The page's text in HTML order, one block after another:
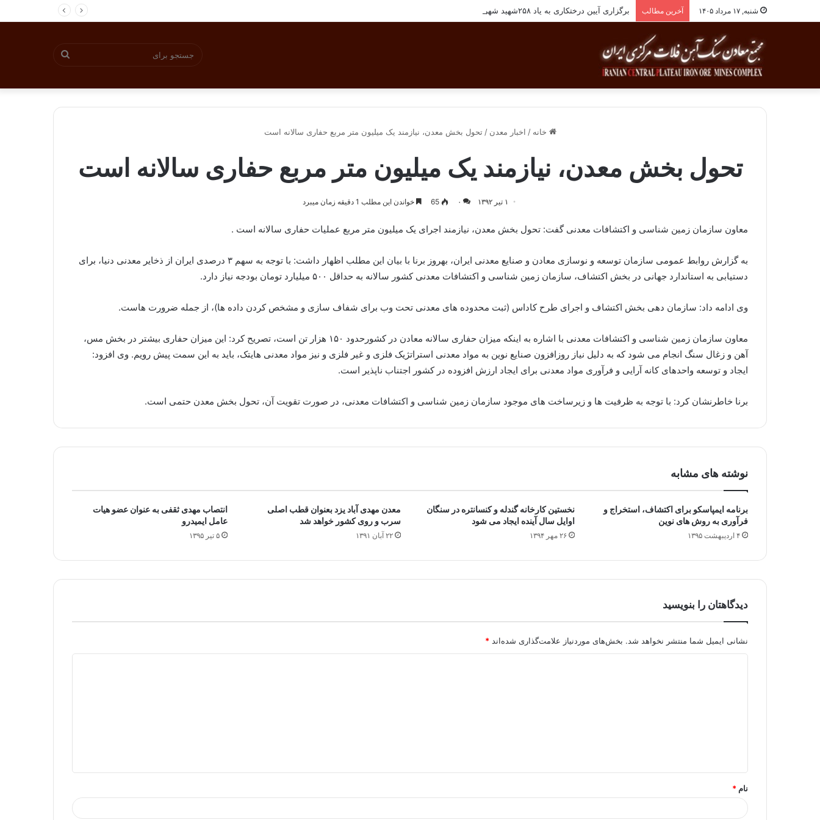
شنبه, ۱۷ مرداد ۱۴۰۵ آخرین مطالب برگزاری آیین درختکاری به یاد ۲۵۸شهید شهرستان بافق
خانه / اخبار معدن / تحول بخش معدن، نیازمند یک میلیون متر مربع حفاری سالانه است
تحول بخش معدن، نیازمند یک میلیون متر مربع حفاری سالانه است
۱ تیر ۱۳۹۲ ۰ 65 خواندن این مطلب 1 دقیقه زمان میبرد
معاون سازمان زمین‌ شناسی و اکتشافات معدنی گفت: تحول بخش معدن، نیازمند اجرای یک میلیون متر مربع عملیات حفاری سالانه است .
به گزارش روابط عمومی سازمان توسعه و نوسازی معادن و صنایع معدنی ایران، بهروز برنا با بیان این مطلب اظهار داشت: با توجه به سهم ۳ درصدی ایران از ذخایر معدنی دنیا، برای
دستیابی به استاندارد جهانی در بخش اکتشاف، سازمان زمین شناسی و اکتشافات معدنی کشور سالانه به حداقل ۵۰۰ میلیارد تومان بودجه نیاز دارد.
وی ادامه داد: سازمان دهی بخش اکتشاف و اجرای طرح کاداس (ثبت محدوده های معدنی تحت وب برای شفاف سازی و مشخص کردن داده ها)، از جمله ضرورت هاست.
معاون سازمان زمین‌ شناسی و اکتشافات معدنی با اشاره به اینکه میزان حفاری سالانه معادن در کشورحدود ۱۵۰ هزار تن است، تصریح کرد: این میزان حفاری بیشتر در بخش مس،
آهن و زغال سنگ انجام می شود که به دلیل نیاز روزافزون صنایع نوین به مواد معدنی استراتژیک فلزی و غیر فلزی و نیز مواد معدنی هایتک، باید به این سمت پیش رویم. وی افزود:
ایجاد و توسعه واحدهای کانه آرایی و فرآوری مواد معدنی برای ایجاد ارزش افزوده در کشور اجتناب ناپذیر است.
برنا خاطرنشان کرد: با توجه به ظرفیت ها و زیرساخت های موجود سازمان زمین شناسی و اکتشافات معدنی، در صورت تقویت آن، تحول بخش معدن حتمی است.
نوشته های مشابه
برنامه ایمپاسکو برای اکتشاف، ‌استخراج و
فرآوری به روش های نوین
۴ اردیبهشت ۱۳۹۵
نخستین کارخانه گندله و کنسانتره در سنگان
اوایل سال آینده ایجاد می شود
۲۶ مهر ۱۳۹۴
معدن مهدی آباد یزد بعنوان قطب اصلی
سرب و روی کشور خواهد شد
۲۲ آبان ۱۳۹۱
انتصاب مهدی ثقفی به عنوان عضو هیات
عامل ایمیدرو
۵ تیر ۱۳۹۵
دیدگاهتان را بنویسید
نشانی ایمیل شما منتشر نخواهد شد. بخش‌های موردنیاز علامت‌گذاری شده‌اند *
*
نام *